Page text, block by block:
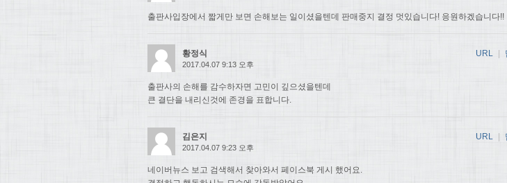
출판사입장에서 짧게만 보면 손해보는 일이셨을텐데 판매중지 결정 멋있습니다! 응원하겠습니다!!
황정식
2017.04.07 9:13 오후
출판사의 손해를 감수하자면 고민이 깊으셨을텐데
큰 결단을 내리신것에 존경을 표합니다.
URL |
김은지
2017.04.07 9:23 오후
네이버뉴스 보고 검색해서 찾아와서 페이스북 게시 했어요.
URL |